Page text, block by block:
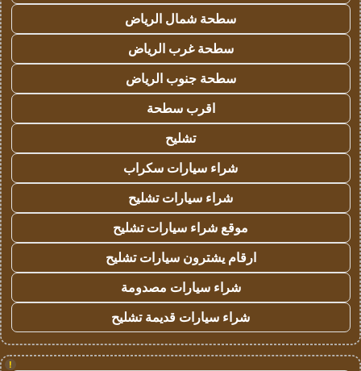
سطحة شمال الرياض
سطحة غرب الرياض
سطحة جنوب الرياض
اقرب سطحة
تشليح
شراء سيارات سكراب
شراء سيارات تشليح
موقع شراء سيارات تشليح
ارقام يشترون سيارات تشليح
شراء سيارات مصدومة
شراء سيارات قديمة تشليح
!